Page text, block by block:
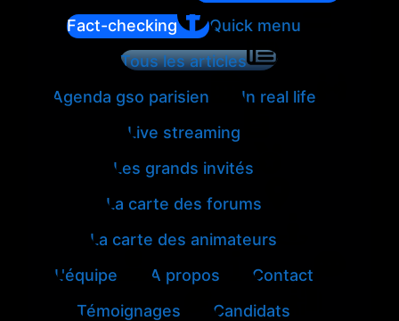
Fact-checking
Quick menu
Tous les articles
Agenda gso parisien
In real life
Live streaming
Les grands invités
La carte des forums
La carte des animateurs
L'équipe
A propos
Contact
Témoignages
Candidats